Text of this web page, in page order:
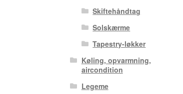
Skiftehåndtag
Solskærme
Tapestry-løkker
Køling, opvarmning,
aircondition
Legeme